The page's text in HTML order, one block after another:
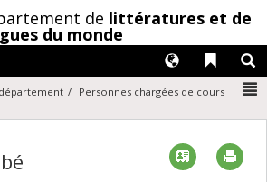
de littératures et de
du monde
Liens
Langues
Personnes chargées de cours
Vcard